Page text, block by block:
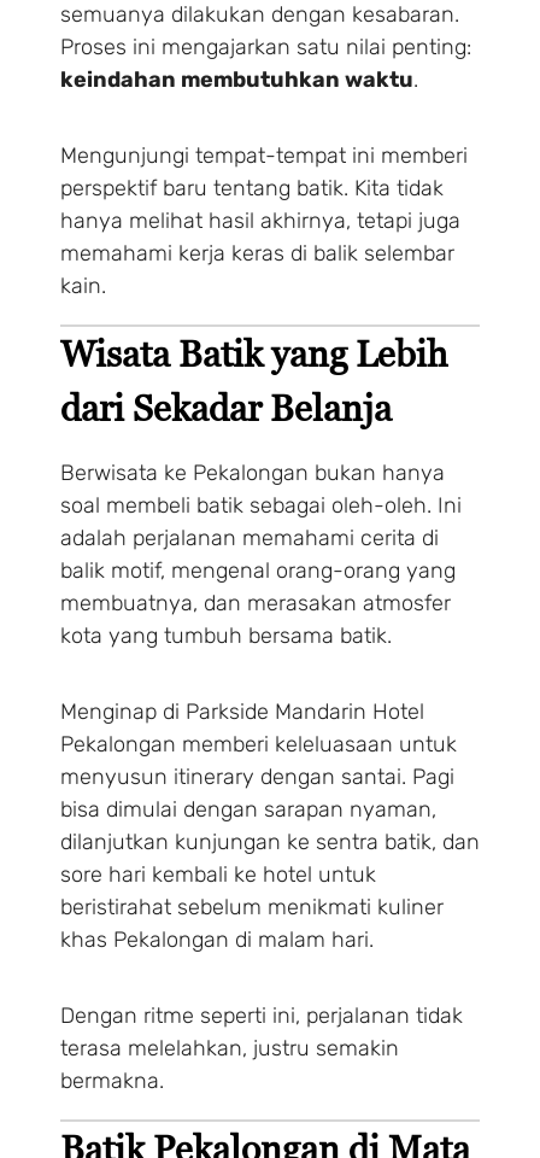
semuanya dilakukan dengan kesabaran.
Proses ini mengajarkan satu nilai penting:
keindahan membutuhkan waktu.
Mengunjungi tempat-tempat ini memberi
perspektif baru tentang batik. Kita tidak
hanya melihat hasil akhirnya, tetapi juga
memahami kerja keras di balik selembar
kain.
Wisata Batik yang Lebih
dari Sekadar Belanja
Berwisata ke Pekalongan bukan hanya
soal membeli batik sebagai oleh-oleh. Ini
adalah perjalanan memahami cerita di
balik motif, mengenal orang-orang yang
membuatnya, dan merasakan atmosfer
kota yang tumbuh bersama batik.
Menginap di Parkside Mandarin Hotel
Pekalongan memberi keleluasaan untuk
menyusun itinerary dengan santai. Pagi
bisa dimulai dengan sarapan nyaman,
dilanjutkan kunjungan ke sentra batik, dan
sore hari kembali ke hotel untuk
beristirahat sebelum menikmati kuliner
khas Pekalongan di malam hari.
Dengan ritme seperti ini, perjalanan tidak
terasa melelahkan, justru semakin
bermakna.
Batik Pekalongan di Mata